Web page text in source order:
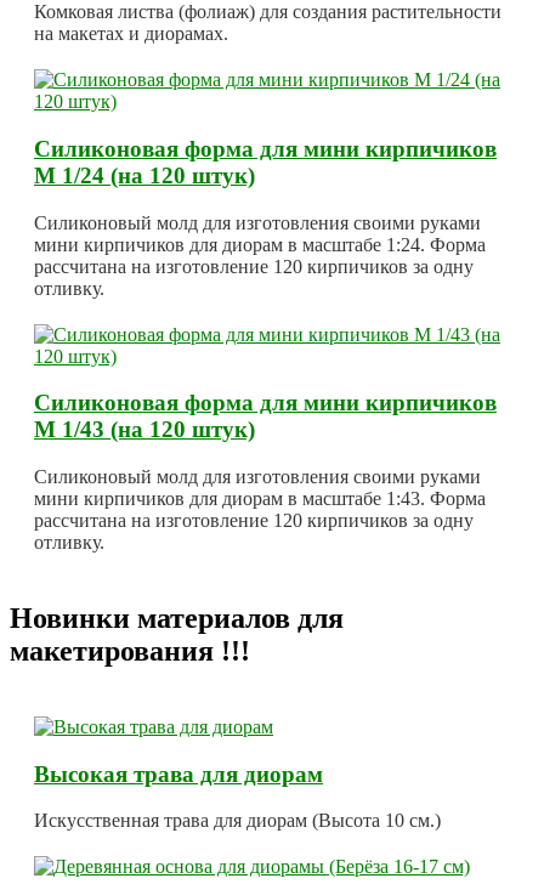
Комковая листва (фолиаж) для создания растительности
на макетах и диорамах.
Силиконовая форма для мини кирпичиков
М 1/24 (на 120 штук)
Силиконовый молд для изготовления своими руками
мини кирпичиков для диорам в масштабе 1:24. Форма
рассчитана на изготовление 120 кирпичиков за одну
отливку.
Силиконовая форма для мини кирпичиков
М 1/43 (на 120 штук)
Силиконовый молд для изготовления своими руками
мини кирпичиков для диорам в масштабе 1:43. Форма
рассчитана на изготовление 120 кирпичиков за одну
отливку.
Новинки материалов для
макетирования !!!
Высокая трава для диорам
Искусственная трава для диорам (Высота 10 см.)